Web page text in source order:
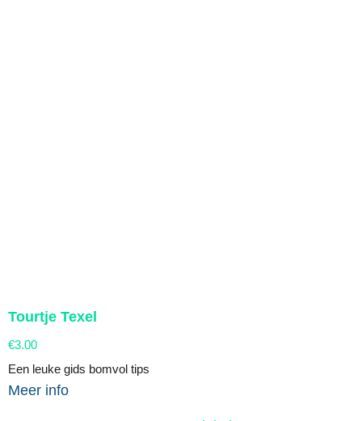
Tourtje Texel
€3.00
Een leuke gids bomvol tips
Meer info